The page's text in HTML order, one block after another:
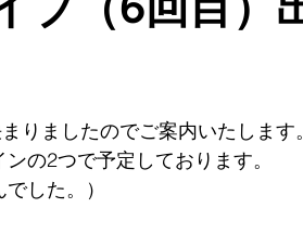
りましたのでご案内いたします。
の2つで予定しております。
した。）